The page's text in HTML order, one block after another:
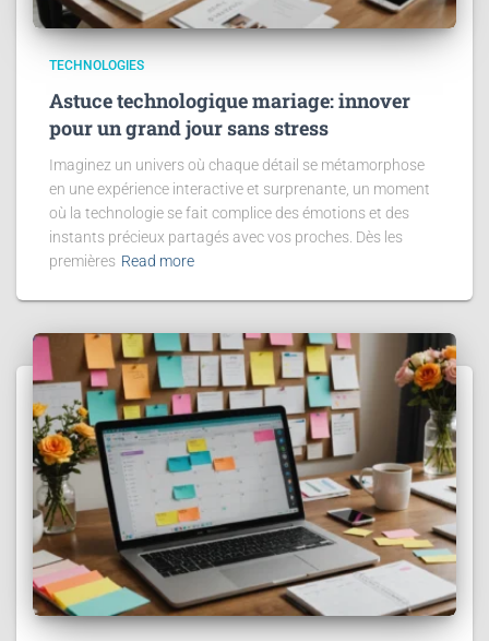
TECHNOLOGIES
Astuce technologique mariage: innover
pour un grand jour sans stress
Imaginez un univers où chaque détail se métamorphose
en une expérience interactive et surprenante, un moment
où la technologie se fait complice des émotions et des
instants précieux partagés avec vos proches. Dès les
premières Read more